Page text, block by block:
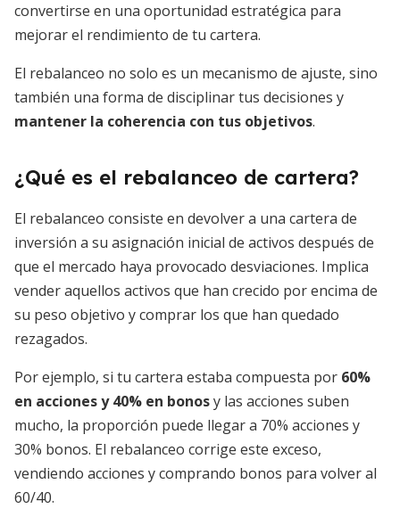
convertirse en una oportunidad estratégica para
mejorar el rendimiento de tu cartera.
El rebalanceo no solo es un mecanismo de ajuste, sino
también una forma de disciplinar tus decisiones y
mantener la coherencia con tus objetivos.
¿Qué es el rebalanceo de cartera?
El rebalanceo consiste en devolver a una cartera de
inversión a su asignación inicial de activos después de
que el mercado haya provocado desviaciones. Implica
vender aquellos activos que han crecido por encima de
su peso objetivo y comprar los que han quedado
rezagados.
Por ejemplo, si tu cartera estaba compuesta por 60%
en acciones y 40% en bonosy las acciones suben
mucho, la proporción puede llegar a 70% acciones y
30% bonos. El rebalanceo corrige este exceso,
vendiendo acciones y comprando bonos para volver al
60/40.